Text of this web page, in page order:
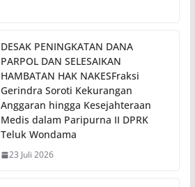
DESAK PENINGKATAN DANA
PARPOL DAN SELESAIKAN
HAMBATAN HAK NAKESFraksi
Gerindra Soroti Kekurangan
Anggaran hingga Kesejahteraan
Medis dalam Paripurna II DPRK
Teluk Wondama
23 Juli 2026